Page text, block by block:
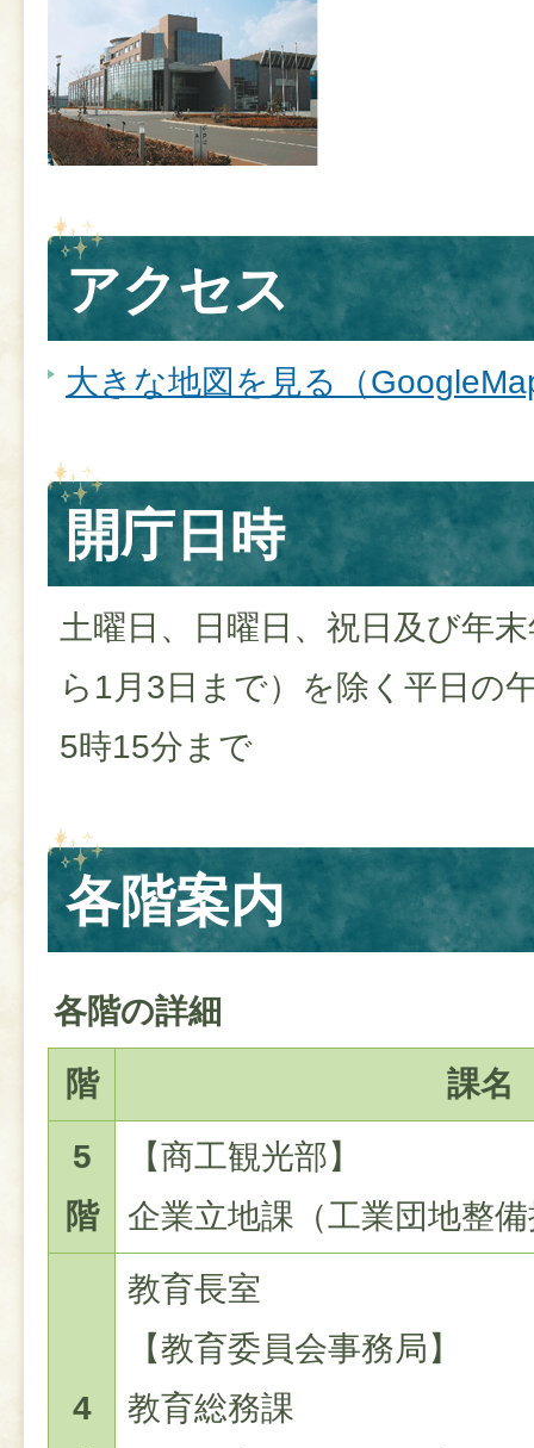
アクセス
大きな地図を見る（
開庁日時
土曜日、日曜日、祝日及び年
ら1月3日まで）を除く平日の
5時15分まで
各階案内
各階の詳細
階
課名
5
階
【商工観光部】
企業立地課（工業団地整
4
教育長室
【教育委員会事務局】
教育総務課